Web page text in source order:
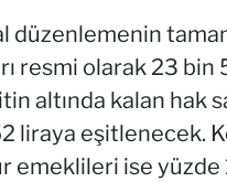
düzenlemenin
resmi olarak 23
altında kalan hak
eşitlenecek.
emeklileri ise yüzde